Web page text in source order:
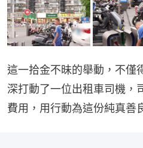
這一拾金不昧的舉動，不僅
深打動了一位出租車司機，
費用，用行動為這份純真善